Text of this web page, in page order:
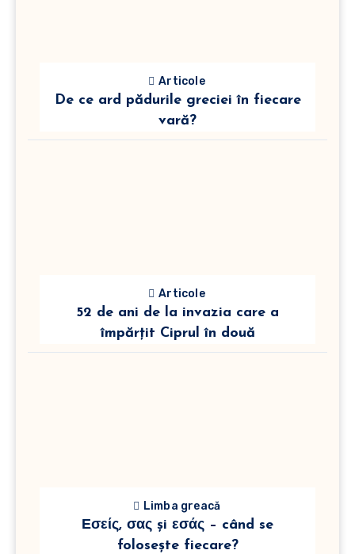
Articole
De ce ard pădurile greciei în fiecare
vară?
Articole
52 de ani de la invazia care a
împărțit Ciprul în două
Limba greacă
Εσείς, σας și εσάς – când se
folosește fiecare?